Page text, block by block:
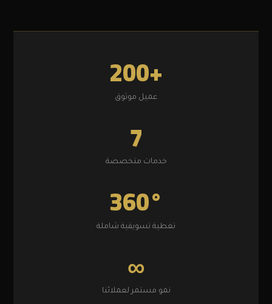
200+
عميل موثوق
7
خدمات متخصصة
360°
تغطية تسويقية شاملة
∞
نمو مستمر لعملائنا